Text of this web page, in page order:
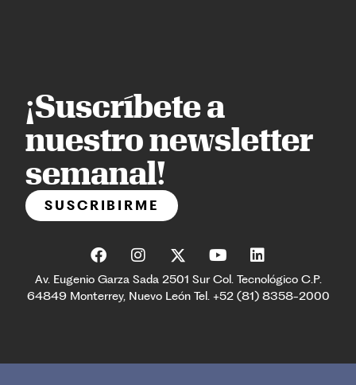
¡Suscríbete a
nuestro newsletter
semanal!
SUSCRIBIRME
Av. Eugenio Garza Sada 2501 Sur Col. Tecnológico C.P.
64849 Monterrey, Nuevo León Tel. +52 (81) 8358-2000